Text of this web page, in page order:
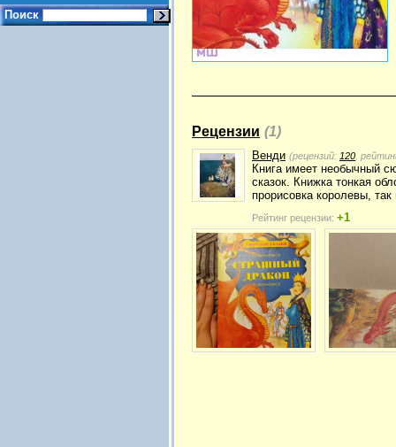
Поиск
Рецензии (1)
Венди (рецензий: 120 ,
Книга имеет необычный
сказок. Книжка тонкая
прорисовка королевы,
Рейтинг рецензии: +1